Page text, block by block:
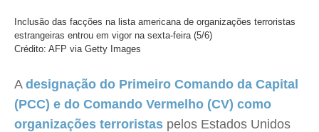
Inclusão das facções na lista americana de organizações terroristas
estrangeiras entrou em vigor na sexta-feira (5/6)
Crédito: AFP via Getty Images
A designação do Primeiro Comando da Capital
(PCC) e do Comando Vermelho (CV) como
organizações terroristas pelos Estados Unidos